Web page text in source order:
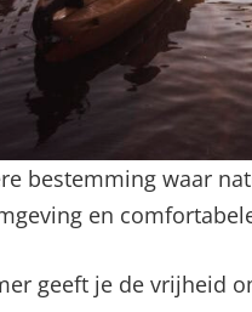
bestemming waar
en
geeft je de